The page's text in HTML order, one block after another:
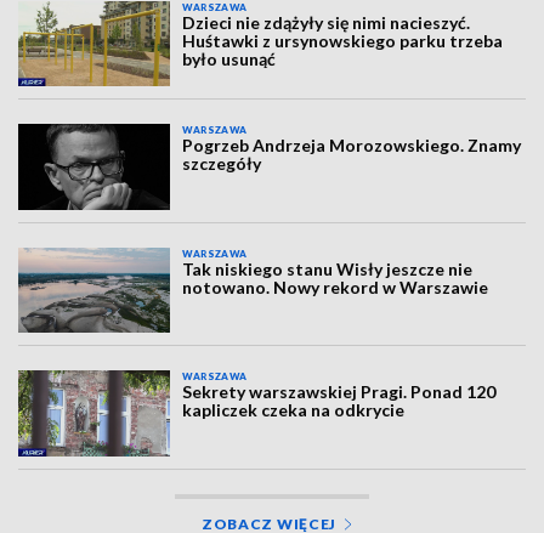
WARSZAWA
Dzieci nie zdążyły się nimi nacieszyć.
Huśtawki z ursynowskiego parku trzeba
było usunąć
WARSZAWA
Pogrzeb Andrzeja Morozowskiego. Znamy
szczegóły
WARSZAWA
Tak niskiego stanu Wisły jeszcze nie
notowano. Nowy rekord w Warszawie
WARSZAWA
Sekrety warszawskiej Pragi. Ponad 120
kapliczek czeka na odkrycie
ZOBACZ WIĘCEJ